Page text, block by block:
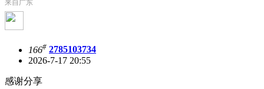
来自广东
166# 2785103734
2026-7-17 20:55
感谢分享